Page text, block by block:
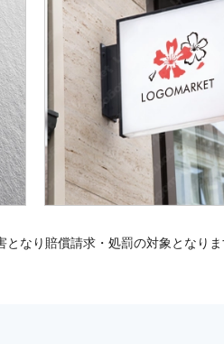
なり賠償請求・処罰の対象となりま